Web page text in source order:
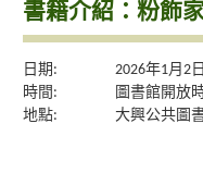
書籍介紹：粉飾
日期:
2026年1月2
時間:
圖書館開放
地點:
大興公共圖